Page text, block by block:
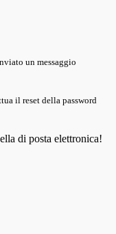
un messaggio
il reset della password
di posta elettronica!